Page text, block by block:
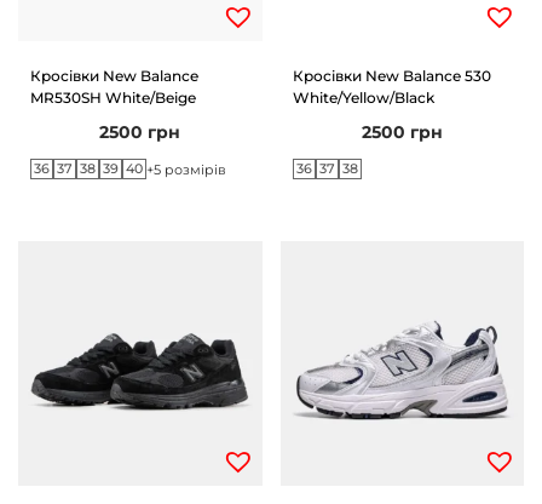
Кросівки New Balance
MR530SH White/Beige
2500 грн
36 37 38 39 40 +5 розмірів
Кросівки New Balance 530
White/Yellow/Black
2500 грн
36 37 38